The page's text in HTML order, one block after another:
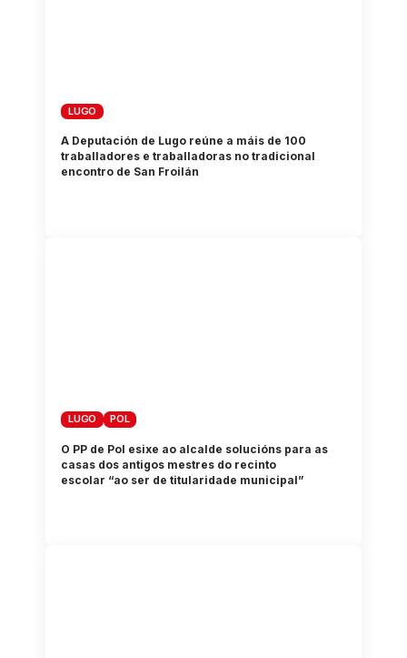
LUGO
A Deputación de Lugo reúne a máis de 100
traballadores e traballadoras no tradicional
encontro de San Froilán
LUGO POL
O PP de Pol esixe ao alcalde solucións para as
casas dos antigos mestres do recinto
escolar “ao ser de titularidade municipal”